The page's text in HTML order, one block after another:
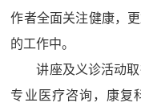
作者全面关注健康，
的工作中。
讲座及义诊活动
专业医疗咨询，康复